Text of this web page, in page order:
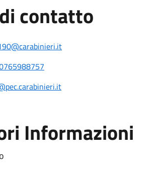
contatto
Informazioni